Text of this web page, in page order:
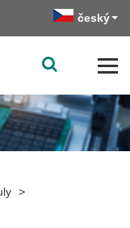
český
>